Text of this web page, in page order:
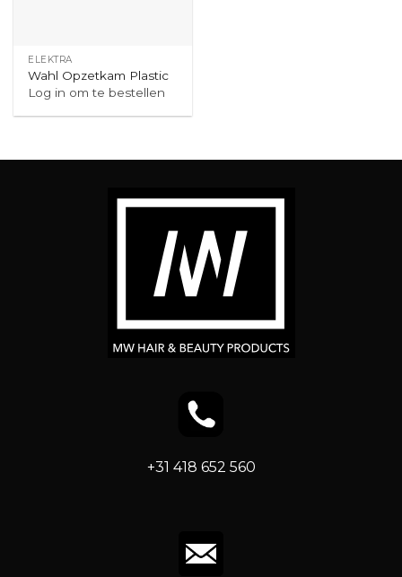
ELEKTRA
Wahl Opzetkam Plastic
Log in om te bestellen
+31 418 652 560